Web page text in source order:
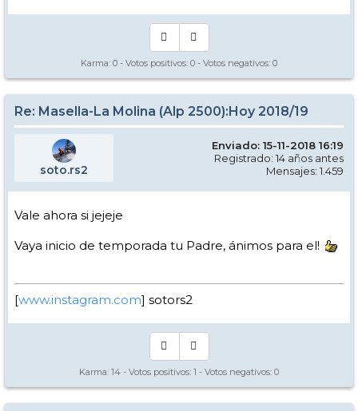
Karma: 0 - Votos positivos: 0 - Votos negativos: 0
Re: Masella-La Molina (Alp 2500):Hoy 2018/19
soto.rs2
Enviado: 15-11-2018 16:19
Registrado: 14 años antes
Mensajes: 1.459
Vale ahora si jejeje
Vaya inicio de temporada tu Padre, ánimos para el!
[www.instagram.com] sotors2
Karma: 14 - Votos positivos: 1 - Votos negativos: 0